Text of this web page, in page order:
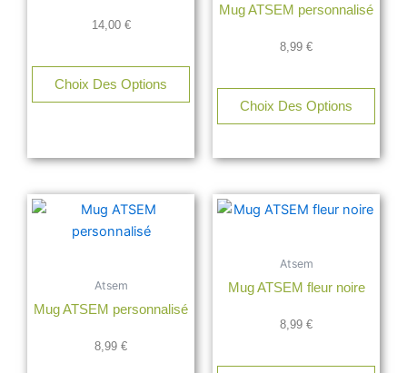
14,00 €
Choix Des Options
Mug ATSEM personnalisé
8,99 €
Choix Des Options
Atsem
Mug ATSEM personnalisé
8,99 €
Atsem
Mug ATSEM fleur noire
8,99 €